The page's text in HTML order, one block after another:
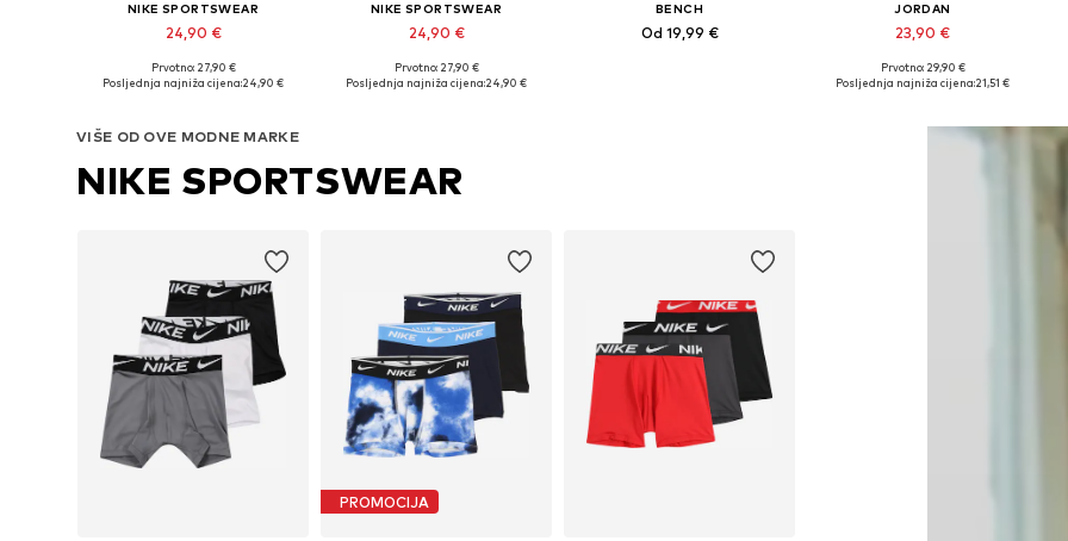
NIKE SPORTSWEAR
24,90 €
Prvotno: 27,90 €
Posljednja najniža cijena:24,90 €
NIKE SPORTSWEAR
24,90 €
Prvotno: 27,90 €
Posljednja najniža cijena:24,90 €
BENCH
Od 19,99 €
JORDAN
23,90 €
Prvotno: 29,90 €
Posljednja najniža cijena:21,51 €
VIŠE OD OVE MODNE MARKE
NIKE SPORTSWEAR
PROMOCIJA